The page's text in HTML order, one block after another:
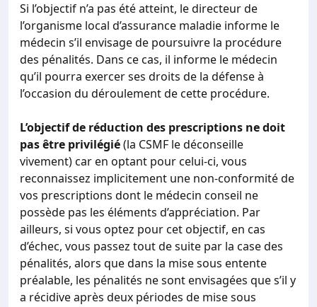
Si l’objectif n’a pas été atteint, le directeur de
l’organisme local d’assurance maladie informe le
médecin s’il envisage de poursuivre la procédure
des pénalités. Dans ce cas, il informe le médecin
qu’il pourra exercer ses droits de la défense à
l’occasion du déroulement de cette procédure.
L’objectif de réduction des prescriptions ne doit
pas être privilégié(la CSMF le déconseille
vivement) car en optant pour celui-ci, vous
reconnaissez implicitement une non-conformité de
vos prescriptions dont le médecin conseil ne
possède pas les éléments d’appréciation. Par
ailleurs, si vous optez pour cet objectif, en cas
d’échec, vous passez tout de suite par la case des
pénalités, alors que dans la mise sous entente
préalable, les pénalités ne sont envisagées que s’il y
a récidive après deux périodes de mise sous